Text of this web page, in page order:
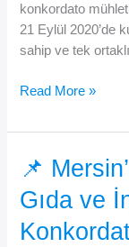
konkordato
21 Eylül 2020’de
sahip ve tek
Mersin’de
Milyon
Sermayeli
Şirkete
Konkordato
Read More »
📌
Gıda ve